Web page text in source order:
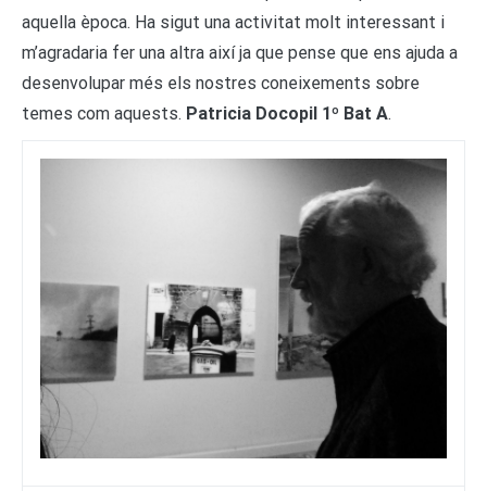
aquella època. Ha sigut una activitat molt interessant i
m’agradaria fer una altra així ja que pense que ens ajuda a
desenvolupar més els nostres coneixements sobre
temes com aquests. Patricia Docopil 1º Bat A.